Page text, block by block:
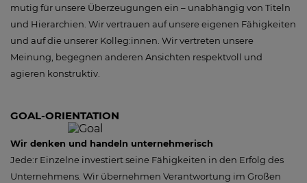
mutig für unsere Überzeugungen ein – unabhängig von Titeln
und Hierarchien. Wir vertrauen auf unsere eigenen Fähigkeiten
und auf die unserer Kolleg:innen. Wir vertreten unsere
Meinung, begegnen anderen Ansichten respektvoll und
agieren konstruktiv.
GOAL-ORIENTATION
Wir denken und handeln unternehmerisch
Jede:r Einzelne investiert seine Fähigkeiten in den Erfolg des
Unternehmens. Wir übernehmen Verantwortung im Großen